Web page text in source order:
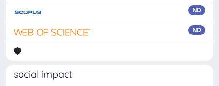
ND
ND
social impact